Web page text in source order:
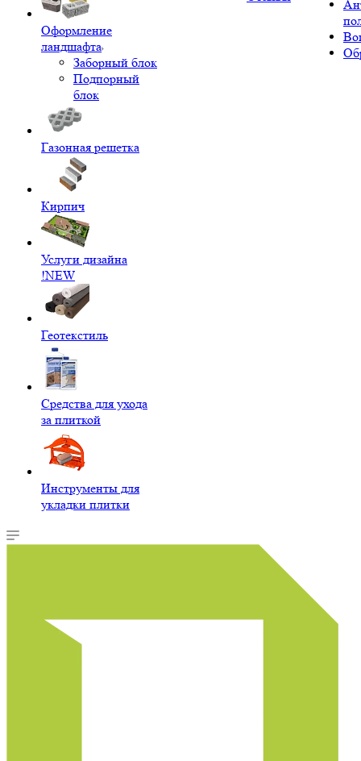
Оформление
ландшафта
Заборный блок
Подпорный
блок
Газонная решетка
Кирпич
Услуги дизайна
!NEW
Геотекстиль
Средства для ухода
за плиткой
Инструменты для
укладки плитки